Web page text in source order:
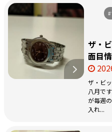
#
ザ・
面目
ザ・ビ
八月で
が毎週
入れ...